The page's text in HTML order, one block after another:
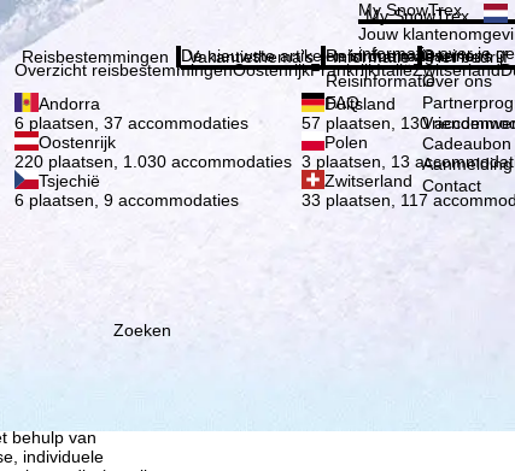
behulp van
individuele
My SnowTrex
My SnowTrex
Jouw
informatie over je
Reisbestemmingen
Overzicht reisbestemmingenOostenrijkFrankrijkItaliëZwitserland
Andorra
6 plaatsen, 37 accommodaties
Duitsland
57 plaatsen, 130
Oostenrijk
220 plaatsen, 1.030 accommodaties
Polen
3 plaatsen, 13
Tsjechië
6 plaatsen, 9 accommodaties
Zwitserland
33 plaatsen, 117
Vakantiethema's
De nieuwste artikelen in ons magazine
Informatie
Reisinformatie
Reisinformatie
FAQ
Het bedrijf
Over ons
Over ons
Cadeaubon
Contact
Zoeken